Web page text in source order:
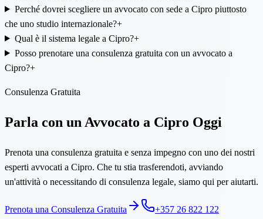
Perché dovrei scegliere un avvocato con sede a Cipro piuttosto
che uno studio internazionale?+
Qual è il sistema legale a Cipro?+
Posso prenotare una consulenza gratuita con un avvocato a
Cipro?+
Consulenza Gratuita
Parla con un Avvocato a Cipro Oggi
Prenota una consulenza gratuita e senza impegno con uno dei nostri
esperti avvocati a Cipro. Che tu stia trasferendoti, avviando
un'attività o necessitando di consulenza legale, siamo qui per aiutarti.
Prenota una Consulenza Gratuita +357 26 822 122